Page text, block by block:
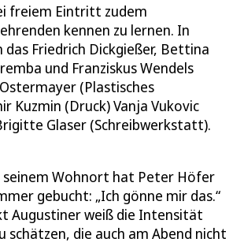
freiem Eintritt zudem
kennen zu lernen. In
das Friedrich Dickgießer, Bettina
und Franziskus Wendels
(Plastisches
Kuzmin (Druck) Vanja Vukovic
Glaser (Schreibwerkstatt).
seinem Wohnort hat Peter Höfer
gebucht: „Ich gönne mir das.“
Augustiner weiß die Intensität
schätzen, die auch am Abend nicht